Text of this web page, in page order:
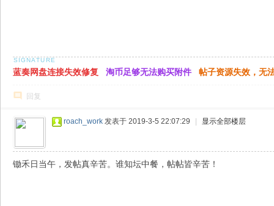
蓝奏网盘连接失效修复 淘币足够无法购买附件 帖子资源失效，无
回复
roach_work 发表于 2019-3-5 22:07:29 显示全部楼层
锄禾日当午，发帖真辛苦。谁知坛中餐，帖帖皆辛苦！